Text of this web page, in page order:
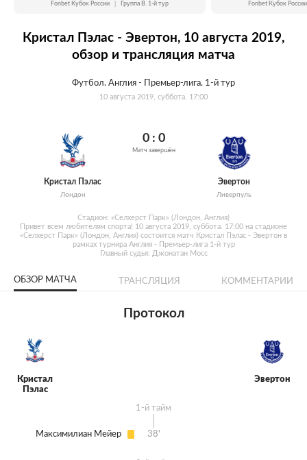
Fonbet Кубок России Группа B. 1-й тур Fonbet Кубок России
Кристал Пэлас - Эвертон, 10 августа 2019,
обзор и трансляция матча
Футбол. Англия - Премьер-лига. 1-й тур
10 августа 2019, суббота. 17:00
Кристал Пэлас
Лондон
0 : 0
Матч завершён
Эвертон
Ливерпуль
Стадион: «Селхерст Парк» (Лондон, Англия)
Привет всем любителям спорта! 10 августа 2019, суббота. 17:00 на стадионе
«Селхерст Парк» (Лондон, Англия) состоится матч Кристал Пэлас - Эвертон в
рамках турнира Англия - Премьер-лига 1-й тур
Главный судья: Джонатан Мосс
ОБЗОР МАТЧА ТРАНСЛЯЦИЯ КОММЕНТАРИИ
Протокол
Кристал
Пэлас
Эвертон
1-й тайм
Максимилиан Мейер 38'